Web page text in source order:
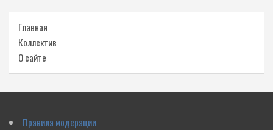
Главная
Коллектив
О сайте
Правила модерации